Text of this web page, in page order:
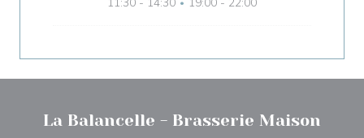
•
La Balancelle - Brasserie Maison